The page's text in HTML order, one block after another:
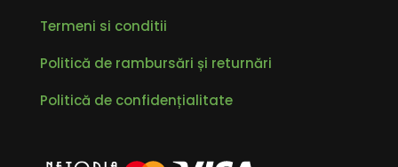
Termeni si conditii
Politică de rambursări și returnări
Politică de confidențialitate